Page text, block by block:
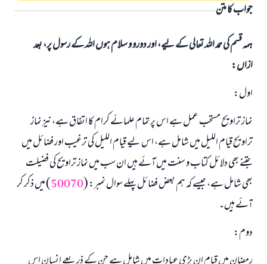
جواب کا متن
ہمہ قسم کی حمد اللہ تعالی کے لیے، اور دورو و سلام ہوں اللہ کے رسول پر، بعد
ازاں:
اول:
نماز تراویح مستحب عمل ہے اس پر تمام علمائے کرام کا اتفاق ہے، نیز نماز
تراویح قیام اللیل میں شامل ہے، اس لیے قیام اللیل کی ترغیب اور فضائل میں
جتنے بھی دلائل کتاب و سنت میں آئے ہیں ان سب میں نماز تراویح کی فضیلت
بھی شامل ہے، جیسے کہ ہم بعض فضائل پہلے سوال نمبر: (50070) میں ذکر کر
آئے ہیں۔
دوم: